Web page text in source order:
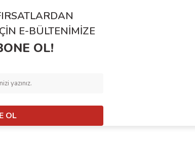
E-BÜLTENİMİZE
OL!
OL